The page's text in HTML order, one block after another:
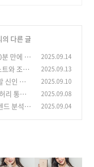
다른 글
만에 잠
2025.09.14
트와 조향
2025.09.13
인 선수
2025.09.10
리 통증
2025.09.08
드 분석 2025.09.04